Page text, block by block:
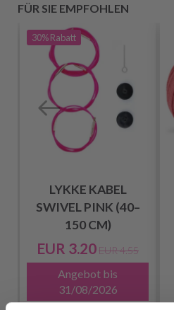
FÜR SIE EMPFOHLEN
30%Rabatt
LYKKE KABEL
SWIVEL PINK (40–
150 CM)
EUR 3.20EUR 4.55
Angebot bis
31/08/2026